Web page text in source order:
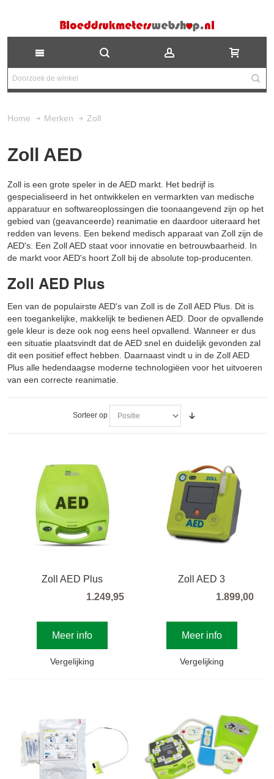
Home Merken Zoll
Zoll AED
Zoll is een grote speler in de AED markt. Het bedrijf is
gespecialiseerd in het ontwikkelen en vermarkten van medische
apparatuur en softwareoplossingen die toonaangevend zijn op het
gebied van (geavanceerde) reanimatie en daardoor uiteraard het
redden van levens. Een bekend medisch apparaat van Zoll zijn de
AED's. Een Zoll AED staat voor innovatie en betrouwbaarheid. In
de markt voor AED's hoort Zoll bij de absolute top-producenten.
Zoll AED Plus
Een van de populairste AED's van Zoll is de Zoll AED Plus. Dit is
een toegankelijke, makkelijk te bedienen AED. Door de opvallende
gele kleur is deze ook nog eens heel opvallend. Wanneer er dus
een situatie plaatsvindt dat de AED snel en duidelijk gevonden zal
dit een positief effect hebben. Daarnaast vindt u in de Zoll AED
Plus alle hedendaagse moderne technologiëen voor het uitvoeren
van een correcte reanimatie.
Sorteer op
Zoll AED Plus
1.249,95
Meer info
Vergelijking
Zoll AED 3
1.899,00
Meer info
Vergelijking